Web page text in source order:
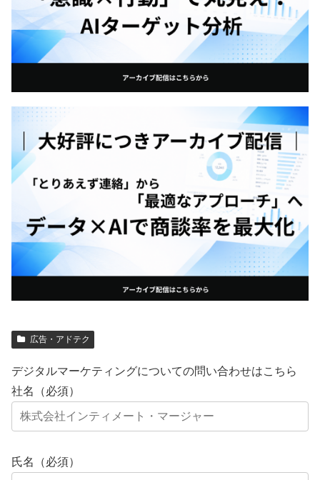
広告・アドテク
デジタルマーケティングについての問い合わせはこちら
社名（必須）
氏名（必須）